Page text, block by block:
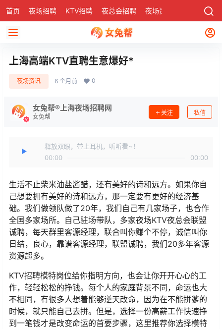
首页 夜场招聘 KTV招聘 夜总会招聘 夜场资讯 社区
上海高端KTV直聘生意爆好*
夜场资讯 6 个月前 0
女兔帮®上海夜场招聘网
女兔帮
关注 私信
释放双眼，带上耳机，听听看~！
00:00
00:00
生活不止柴米油盐酱醋，还有美好的诗和远方。如果你自
己想要拥有美好的诗和远方，那一定要有更好的经济基
础。我们做领队做了20年，我们自己有几家场子，也合作
全国多家场所。自己驻场带队，多家夜场KTV夜总会联盟
诚聘，每天群里客源经理，联合叫你赚个不停，诚信叫你
日结，良心，靠谱客源经理，联盟诚聘，我们20多年客源
资源超多。
KTV招聘模特岗位给你指明方向，也会让你开开心心的工
作，轻轻松松的挣钱。每个人的家庭背景不同，命运也大
不相同，有很多人想着能够逆天改命，因为在不能拼爹的
时候，就只能自己去拼。但是，选择一份高薪工作快速挣
到一笔钱才是改变命运的首要步骤，这里推荐你选择模特